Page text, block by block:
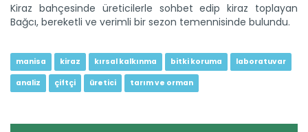
Kiraz bahçesinde üreticilerle sohbet edip kiraz toplayan
Bağcı, bereketli ve verimli bir sezon temennisinde bulundu.
manisa kiraz kırsal kalkınma bitki koruma laboratuvar
analiz çiftçi üretici tarım ve orman
lisesi...
Devamını Oku ->